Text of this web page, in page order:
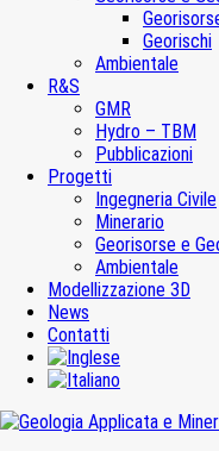
Georischi
Ambientale
R&S
GMR
Hydro – TBM
Pubblicazioni
Progetti
Ingegneria Civile
Minerario
Georisorse e
Ambientale
Modellizzazione 3D
News
Contatti
Infrastrutture di trasporto
Raddoppio
1°Lotto funzionale
Infrastrutture di trasporto
Quadruplicamento
1° Lotto Fortezza-